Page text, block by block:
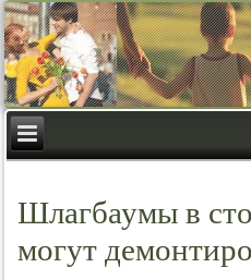
Шлагбаумы в
могут